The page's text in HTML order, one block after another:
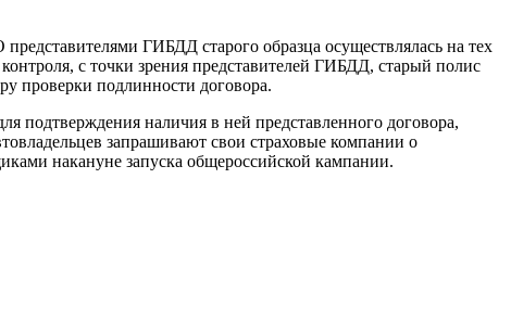
ГИБДД старого образца осуществлялась на тех
с точки зрения представителей ГИБДД, старый полис
проверки подлинности договора.
подтверждения наличия в ней представленного договора,
запрашивают свои страховые компании о
накануне запуска общероссийской кампании.